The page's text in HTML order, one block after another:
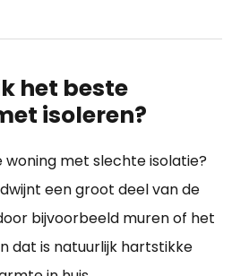
het beste
isoleren?
woning met slechte isolatie?
een groot deel van de
bijvoorbeeld muren of het
dat is natuurlijk hartstikke